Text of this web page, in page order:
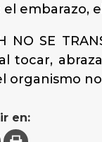
embarazo,
NO SE
tocar,
organismo
en: